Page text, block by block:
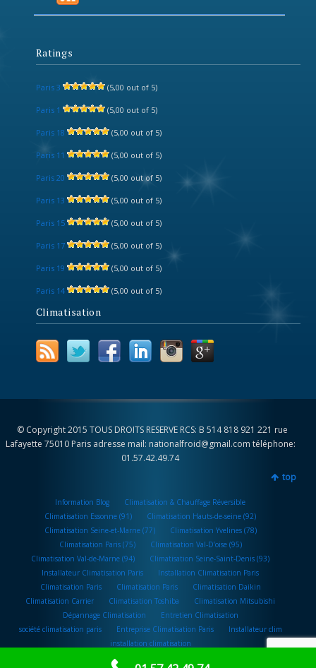
Ratings
Paris 3 (5,00 out of 5)
Paris 1 (5,00 out of 5)
Paris 18 (5,00 out of 5)
Paris 11 (5,00 out of 5)
Paris 20 (5,00 out of 5)
Paris 13 (5,00 out of 5)
Paris 15 (5,00 out of 5)
Paris 17 (5,00 out of 5)
Paris 19 (5,00 out of 5)
Paris 14 (5,00 out of 5)
Climatisation
© Copyright 2015 TOUS DROITS RESERVE RCS: B 514 818 921 221 rue
Lafayette 75010 Paris adresse mail: nationalfroid@gmail.com téléphone:
01.57.42.49.74
top
Information Blog
Climatisation & Chauffage Réversible
Climatisation Essonne (91)
Climatisation Hauts-de-seine (92)
Climatisation Seine-et-Marne (77)
Climatisation Yvelines (78)
Climatisation Paris (75)
Climatisation Val-D’oise (95)
Climatisation Val-de-Marne (94)
Climatisation Seine-Saint-Denis (93)
Installateur Climatisation Paris
Installation Climatisation Paris
Climatisation Paris
Climatisation Paris
Climatisation Daikin
Climatisation Carrier
Climatisation Toshiba
Climatisation Mitsubishi
Dépannage Climatisation
Entretien Climatisation
société climatisation paris
Entreprise Climatisation Paris
Installateur clim
installation climatisation